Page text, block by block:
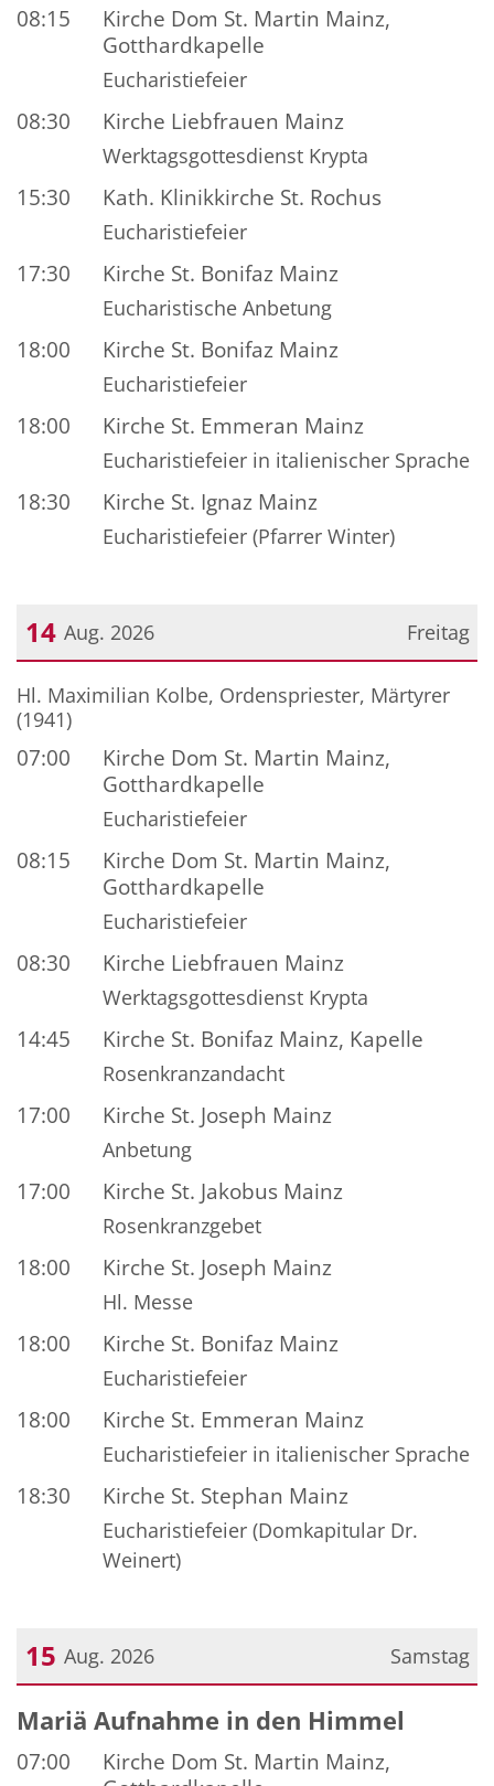
08:15
Kirche Dom St. Martin Mainz,
Gotthardkapelle
Eucharistiefeier
08:30 Kirche Liebfrauen Mainz
Werktagsgottesdienst Krypta
15:30 Kath. Klinikkirche St. Rochus
Eucharistiefeier
17:30 Kirche St. Bonifaz Mainz
Eucharistische Anbetung
18:00 Kirche St. Bonifaz Mainz
Eucharistiefeier
18:00 Kirche St. Emmeran Mainz
Eucharistiefeier in italienischer Sprache
18:30 Kirche St. Ignaz Mainz
Eucharistiefeier (Pfarrer Winter)
Freitag
14 Aug. 2026
Datum: 14. August 2026
Hl. Maximilian Kolbe, Ordenspriester, Märtyrer
(1941)
07:00
Kirche Dom St. Martin Mainz,
Gotthardkapelle
Eucharistiefeier
08:15
Kirche Dom St. Martin Mainz,
Gotthardkapelle
Eucharistiefeier
08:30 Kirche Liebfrauen Mainz
Werktagsgottesdienst Krypta
14:45 Kirche St. Bonifaz Mainz, Kapelle
Rosenkranzandacht
17:00 Kirche St. Joseph Mainz
Anbetung
17:00 Kirche St. Jakobus Mainz
Rosenkranzgebet
18:00 Kirche St. Joseph Mainz
Hl. Messe
18:00 Kirche St. Bonifaz Mainz
Eucharistiefeier
18:00 Kirche St. Emmeran Mainz
Eucharistiefeier in italienischer Sprache
18:30 Kirche St. Stephan Mainz
Eucharistiefeier (Domkapitular Dr.
Weinert)
Samstag
15 Aug. 2026
Datum: 15. August 2026
Mariä Aufnahme in den Himmel
07:00
Kirche Dom St. Martin Mainz,